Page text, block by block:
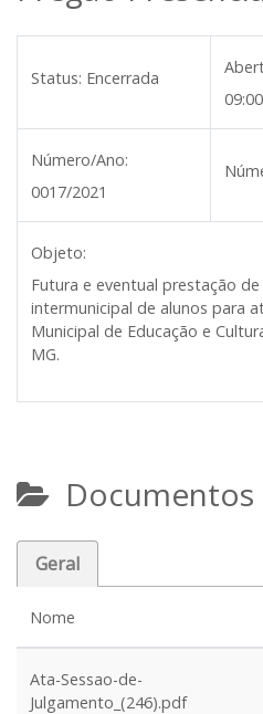
Status: Encerrada
Número/Ano:
0017/2021
Objeto:
Futura e eventual prestação
intermunicipal de alunos para
Municipal de Educação e
MG.
Documentos
Geral
Nome
Ata-Sessao-de-
Julgamento_(246).pdf